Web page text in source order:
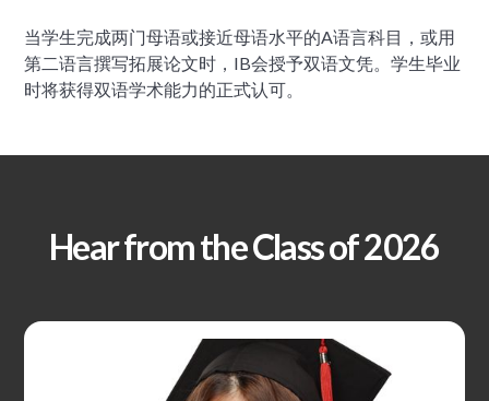
当学生完成两门母语或接近母语水平的A语言科目，或用
第二语言撰写拓展论文时，IB会授予双语文凭。学生毕业
时将获得双语学术能力的正式认可。
Hear from the Class of 2026